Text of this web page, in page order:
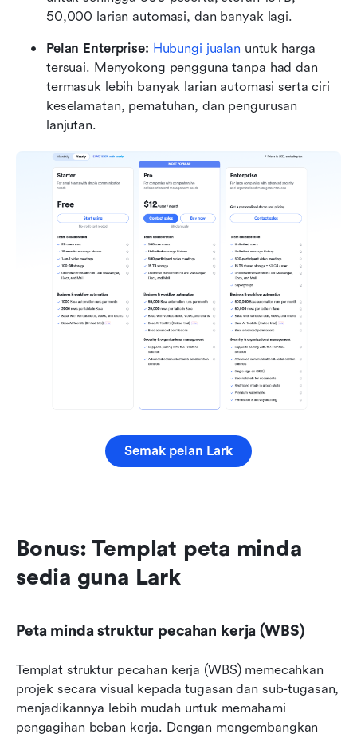
50,000 larian automasi, dan banyak lagi.
Pelan Enterprise: Hubungi jualan untuk harga
tersuai. Menyokong pengguna tanpa had dan
termasuk lebih banyak larian automasi serta ciri
keselamatan, pematuhan, dan pengurusan
lanjutan.
Semak pelan Lark
Bonus: Templat peta minda
sedia guna Lark
Peta minda struktur pecahan kerja (WBS)
Templat struktur pecahan kerja (WBS) memecahkan
projek secara visual kepada tugasan dan sub-tugasan,
menjadikannya lebih mudah untuk memahami
pengagihan beban kerja. Dengan mengembangkan